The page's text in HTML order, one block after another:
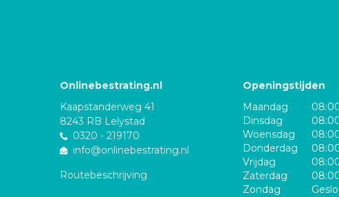
Onlinebestrating.nl
Kaapstanderweg 41
8243 RB Lelystad
0320 - 219170
info@onlinebestrating.nl
Routebeschrijving
Openingstijden
Maandag
Dinsdag
Woensdag
Donderdag
Vrijdag
Zaterdag
Zondag